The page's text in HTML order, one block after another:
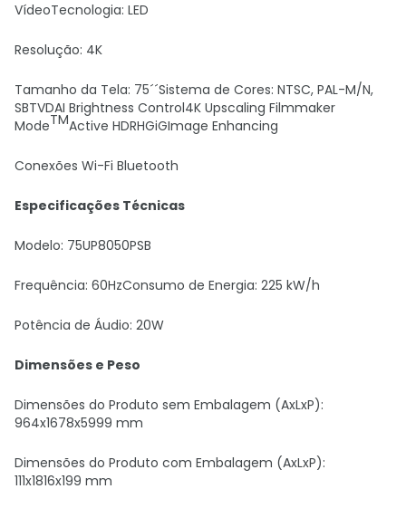
VídeoTecnologia: LED
Resolução: 4K
Tamanho da Tela: 75´´Sistema de Cores: NTSC, PAL-M/N,
SBTVDAI Brightness Control4K Upscaling Filmmaker
ModeTMActive HDRHGiGImage Enhancing
Conexões Wi-Fi Bluetooth
Especificações Técnicas
Modelo: 75UP8050PSB
Frequência: 60HzConsumo de Energia: 225 kW/h
Potência de Áudio: 20W
Dimensões e Peso
Dimensões do Produto sem Embalagem (AxLxP):
964x1678x5999 mm
Dimensões do Produto com Embalagem (AxLxP):
111x1816x199 mm